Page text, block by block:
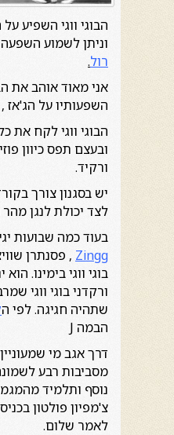
הבוגי ווגי השפיע
וניתן לשמוע
רול.
אני מאוד אוהב את
השפעותיו על הג'אז ,
הבוגי ווגי לקח את
ובעצם תפס כיוון
ורקיד.
יש בסגנון צורך
לצד יכולת לנגן מהר
בעוד כמה שבועות
Zingg , פסנתרן
בוגי ווגי בימינו.
ורקדני בוגי ווגי
שתהיה חגיגה. לפי ה
הבמה J
מסביבות רבע
נוסף ותלמיד
צ'מפיון פולטון
לאמר שלום.